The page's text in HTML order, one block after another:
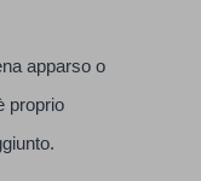
apparso o
proprio